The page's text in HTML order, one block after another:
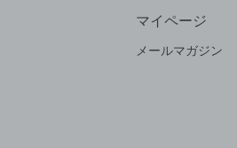
マイページ
メールマガジン